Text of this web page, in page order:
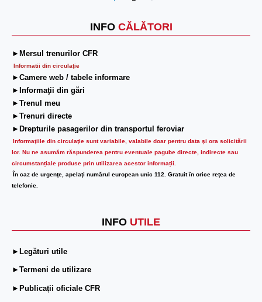
INFO CĂLĂTORI
►Mersul trenurilor CFR
Informatii din circulaţie
►Camere web / tabele informare
►Informaţii din gări
►Trenul meu
►Trenuri directe
►Drepturile pasagerilor din transportul feroviar
Informaţiile din circulaţie sunt variabile, valabile doar pentru data şi ora solicitării
lor. Nu ne asumăm răspunderea pentru eventuale pagube directe, indirecte sau
circumstanțiale produse prin utilizarea acestor informații.
În caz de urgenţe, apelaţi numărul european unic 112. Gratuit în orice reţea de
telefonie.
INFO UTILE
►Legături utile
►Termeni de utilizare
►Publicații oficiale CFR